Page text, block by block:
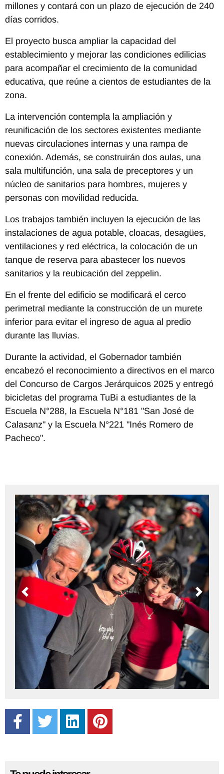
millones y contará con un plazo de ejecución de 240
días corridos.
El proyecto busca ampliar la capacidad del
establecimiento y mejorar las condiciones edilicias
para acompañar el crecimiento de la comunidad
educativa, que reúne a cientos de estudiantes de la
zona.
La intervención contempla la ampliación y
reunificación de los sectores existentes mediante
nuevas circulaciones internas y una rampa de
conexión. Además, se construirán dos aulas, una
sala multifunción, una sala de preceptores y un
núcleo de sanitarios para hombres, mujeres y
personas con movilidad reducida.
Los trabajos también incluyen la ejecución de las
instalaciones de agua potable, cloacas, desagües,
ventilaciones y red eléctrica, la colocación de un
tanque de reserva para abastecer los nuevos
sanitarios y la reubicación del zeppelin.
En el frente del edificio se modificará el cerco
perimetral mediante la construcción de un murete
inferior para evitar el ingreso de agua al predio
durante las lluvias.
Durante la actividad, el Gobernador también
encabezó el reconocimiento a directivos en el marco
del Concurso de Cargos Jerárquicos 2025 y entregó
bicicletas del programa TuBi a estudiantes de la
Escuela N°288, la Escuela N°181 "San José de
Calasanz" y la Escuela N°221 "Inés Romero de
Pacheco".
Previous Next